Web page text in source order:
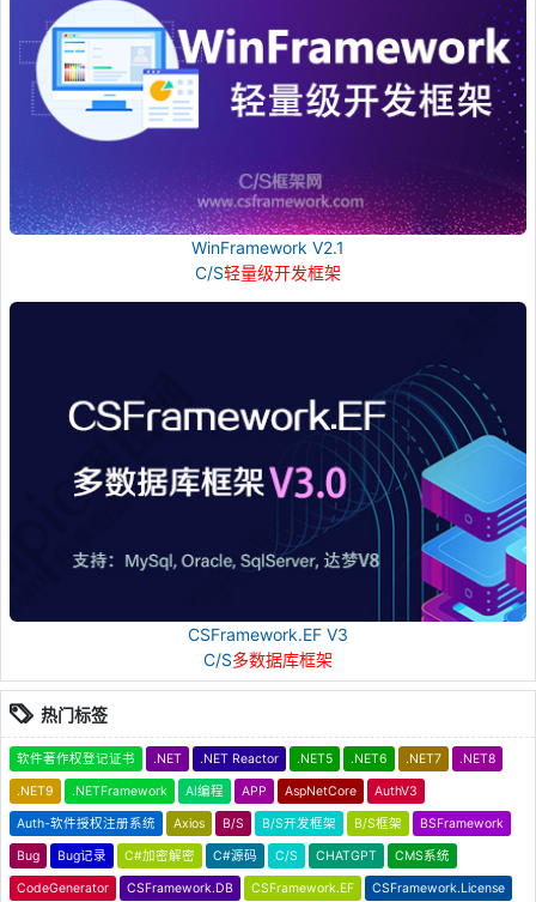
WinFramework V2.1
C/S轻量级开发框架
CSFramework.EF V3
C/S多数据库框架
热门标签
软件著作权登记证书 .NET .NET Reactor .NET5 .NET6 .NET7 .NET8
.NET9 .NETFramework AI编程 APP AspNetCore AuthV3
Auth-软件授权注册系统 Axios B/S B/S开发框架 B/S框架 BSFramework
Bug Bug记录 C#加密解密 C#源码 C/S CHATGPT CMS系统
CodeGenerator CSFramework.DB CSFramework.EF CSFramework.License